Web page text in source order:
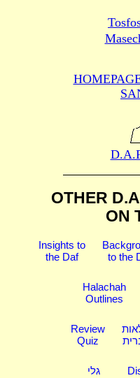
OTHER
ON
Insights to
the Daf
to the
Halachah
Outlines
Review
Quiz
גלי